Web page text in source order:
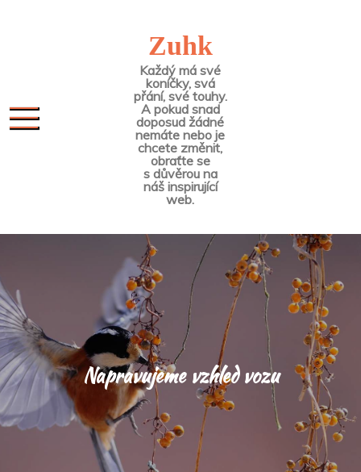
Zuhk
Každý má své
koníčky, svá
přání, své touhy.
A pokud snad
doposud žádné
nemáte nebo je
chcete změnit,
obraťte se
s důvěrou na
náš inspirující
web.
Napravujeme vzhled vozu